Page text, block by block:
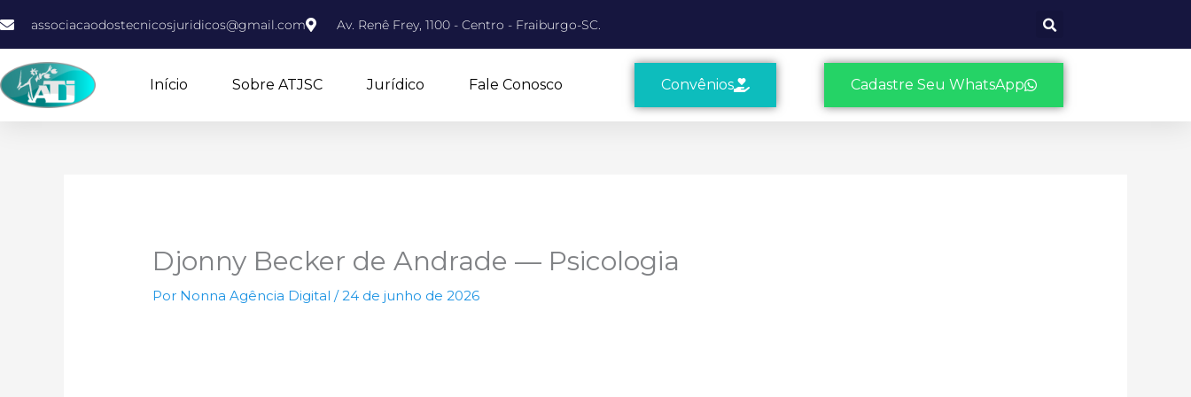
para
o
conteúdo
associacaodostecnicosjuridicos@gmail.com Av. Renê Frey, 1100 - Centro - Fraiburgo-SC.
Início Sobre ATJSC Jurídico Fale Conosco Convênios Cadastre Seu WhatsApp
Djonny Becker de Andrade — Psicologia
Por Nonna Agência Digital/24 de junho de 2026